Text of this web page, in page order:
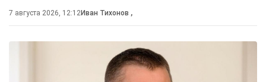
7 августа 2026, 12:12Иван Тихонов ,